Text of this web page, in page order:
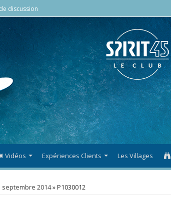
discussion
Vidéos Expériences Clients Les Villages
2014»P1030012